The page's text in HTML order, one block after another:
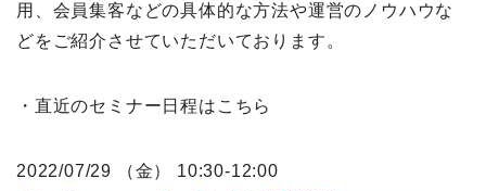
用、会員集客などの具体的な方法や運営のノウハウな
どをご紹介させていただいております。
・直近のセミナー日程はこちら
2022/07/29 （金） 10:30-12:00